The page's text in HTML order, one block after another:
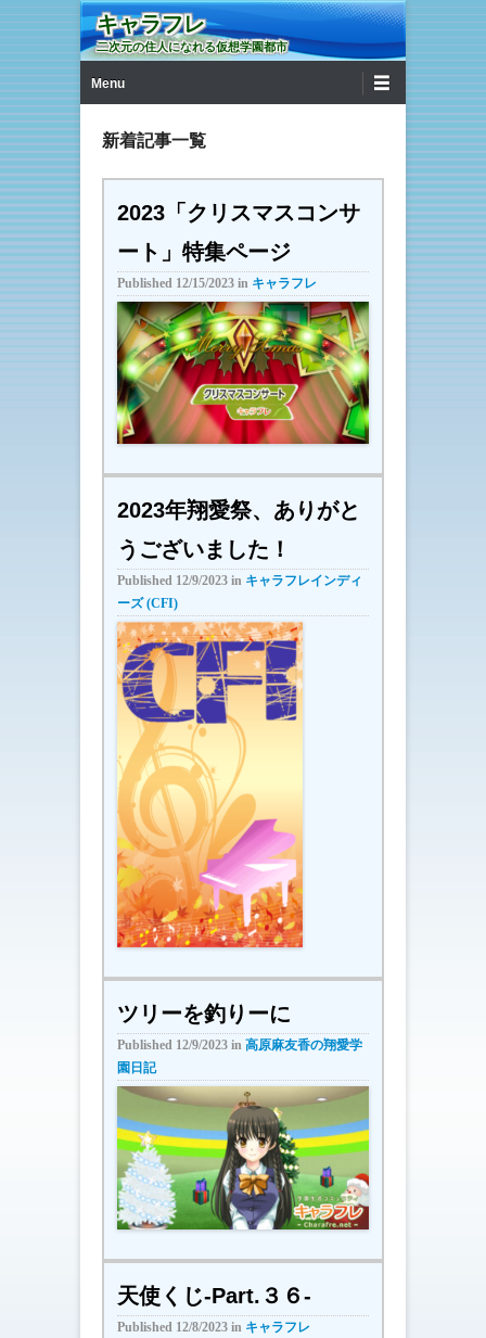
キャラフレ
二次元の住人になれる仮想学園都市
Menu
新着記事一覧
2023「クリスマスコンサ
ート」特集ページ
Published 12/15/2023 in キャラフレ
2023年翔愛祭、ありがと
うございました！
Published 12/9/2023 in キャラフレインディ
ーズ (CFI)
ツリーを釣りーに
Published 12/9/2023 in 高原麻友香の翔愛学
園日記
天使くじ-Part.３６-
Published 12/8/2023 in キャラフレ